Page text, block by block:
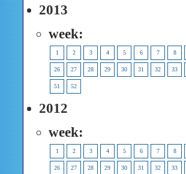
2013
week:
1 2 3 4 5 6 7 8
26 27 28 29 30 31 32 33
51 52
2012
week:
1 2 3 4 5 6 7 8
26 27 28 29 30 31 32 33